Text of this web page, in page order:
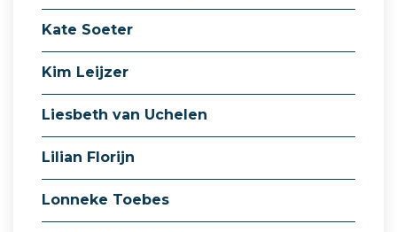
Kate Soeter
Kim Leijzer
Liesbeth van Uchelen
Lilian Florijn
Lonneke Toebes